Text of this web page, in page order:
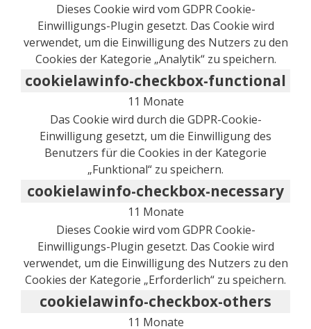
Dieses Cookie wird vom GDPR Cookie-
Einwilligungs-Plugin gesetzt. Das Cookie wird
verwendet, um die Einwilligung des Nutzers zu den
Cookies der Kategorie „Analytik“ zu speichern.
cookielawinfo-checkbox-functional
11 Monate
Das Cookie wird durch die GDPR-Cookie-
Einwilligung gesetzt, um die Einwilligung des
Benutzers für die Cookies in der Kategorie
„Funktional“ zu speichern.
cookielawinfo-checkbox-necessary
11 Monate
Dieses Cookie wird vom GDPR Cookie-
Einwilligungs-Plugin gesetzt. Das Cookie wird
verwendet, um die Einwilligung des Nutzers zu den
Cookies der Kategorie „Erforderlich“ zu speichern.
cookielawinfo-checkbox-others
11 Monate